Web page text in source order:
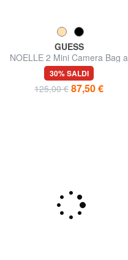
GUESS
NOELLE 2 Mini Camera Bag a
tracolla
30% SALDI
125,00 € 87,50 €